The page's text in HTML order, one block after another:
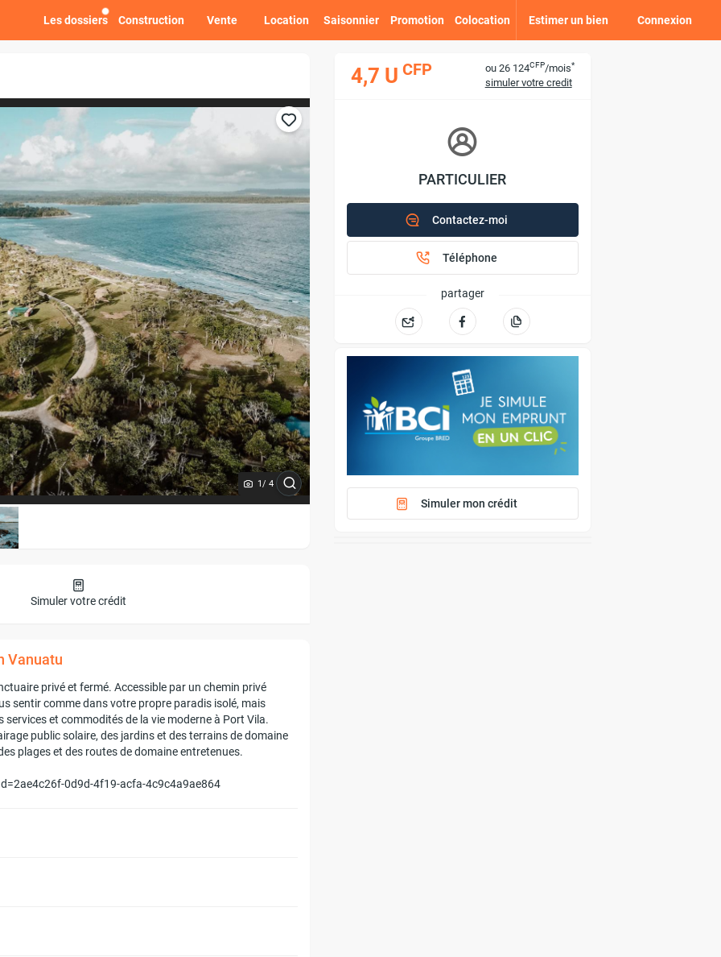
Estimer un bien Connexion
Les dossiers Construction Vente Location Saisonnier Promotion Colocation
1/ 4
Simuler votre crédit
Vanuatu
privé et fermé. Accessible par un chemin privé
sentir comme dans votre propre paradis isolé, mais
et commodités de la vie moderne à Port Vila.
public solaire, des jardins et des terrains de domaine
plages et des routes de domaine entretenues.
0d9d-4f19-acfa-4c9c4a9ae864
4,7 U CFP ou 26 124CFP/mois*
simuler votre credit
PARTICULIER
Contactez-moi
Téléphone
partager
Simuler mon crédit